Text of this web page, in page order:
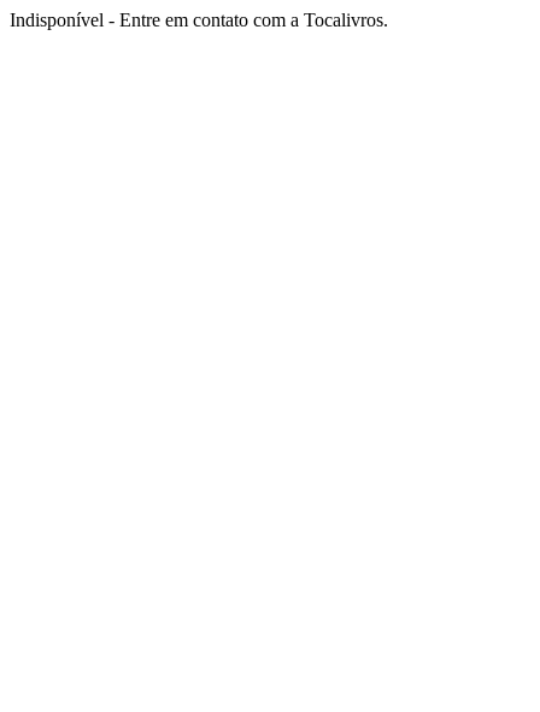
Indisponível - Entre em contato com a Tocalivros.